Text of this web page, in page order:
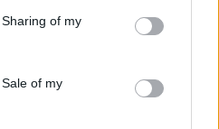
of my
of my